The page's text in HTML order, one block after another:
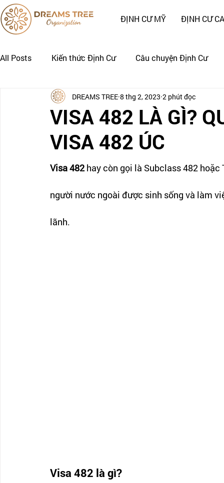
ĐỊNH CƯ MỸ ĐỊNH CƯ
All Posts Kiến thức Định Cư Câu chuyện Định Cư
Nhật Ký Định Cư của Khách Hàng CÂU CHUYỆN
VISA 482 LÀ GÌ?
VISA 482 ÚC
DREAMS TREE 8 thg 2, 2023 2 phút đọc
Visa 482 hay còn gọi là Subclass 482
người nước ngoài được sinh sống và làm
lãnh.
Visa 482 là gì?